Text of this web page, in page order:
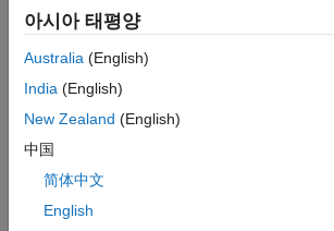
a
datas
et
wind
아시아 태평양
Australia (English)
India (English)
New Zealand (English)
中国
简体中文
English